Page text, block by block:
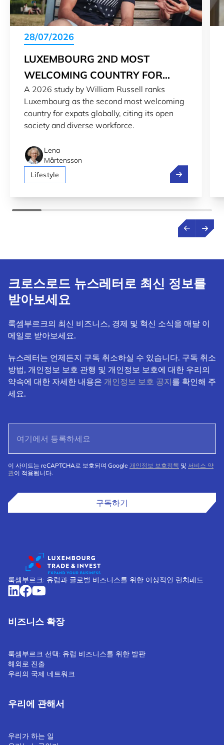
28/07/2026
LUXEMBOURG 2ND MOST
WELCOMING COUNTRY FOR
EXPATS IN 2026
A 2026 study by William Russell ranks
Luxembourg as the second most welcoming
country for expats globally, citing its open
society and diverse workforce.
Lena
Mårtensson
Lifestyle
Luxembourg
크로스로드 뉴스레터로 최신 정보를
받아보세요
룩셈부르크의 최신 비즈니스, 경제 및 혁신 소식을 매달 이
메일로 받아보세요.
뉴스레터는 언제든지 구독 취소하실 수 있습니다. 구독 취소
방법, 개인정보 보호 관행 및 개인정보 보호에 대한 우리의
약속에 대한 자세한 내용은 개인정보 보호 공지를 확인해 주
세요.
이 사이트는 reCAPTCHA로 보호되며 Google 개인정보 보호정책 및 서비스 약
관이 적용됩니다.
구독하기
룩셈부르크: 유럽과 글로벌 비즈니스를 위한 이상적인 런치패드
비즈니스 확장
룩셈부르크 선택: 유럽 비즈니스를 위한 발판
해외로 진출
우리의 국제 네트워크
우리에 관해서
우리가 하는 일